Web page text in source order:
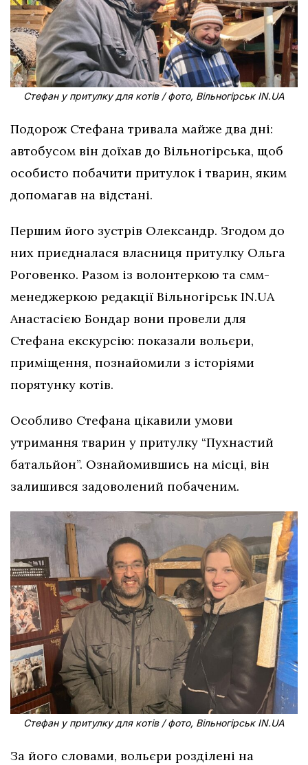
Стефан у притулку для котів / фото, Вільногірськ IN.UA
Подорож Стефана тривала майже два дні:
автобусом він доїхав до Вільногірська, щоб
особисто побачити притулок і тварин, яким
допомагав на відстані.
Першим його зустрів Олександр. Згодом до
них приєдналася власниця притулку Ольга
Роговенко. Разом із волонтеркою та смм-
менеджеркою редакції Вільногірськ IN.UA
Анастасією Бондар вони провели для
Стефана екскурсію: показали вольєри,
приміщення, познайомили з історіями
порятунку котів.
Особливо Стефана цікавили умови
утримання тварин у притулку “Пухнастий
батальйон”. Ознайомившись на місці, він
залишився задоволений побаченим.
Стефан у притулку для котів / фото, Вільногірськ IN.UA
За його словами, вольєри розділені на